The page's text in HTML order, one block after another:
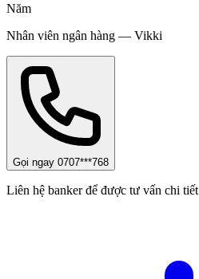
Năm
Nhân viên ngân hàng — Vikki
Gọi ngay 0707***768
Liên hệ banker để được tư vấn chi tiết